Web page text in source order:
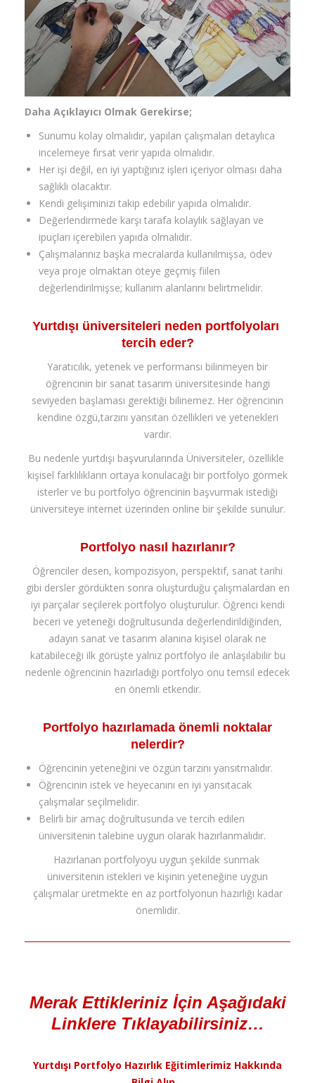
Daha Açıklayıcı Olmak Gerekirse;
Sunumu kolay olmalıdır, yapılan çalışmaları detaylıca
incelemeye fırsat verir yapıda olmalıdır.
Her işi değil, en iyi yaptığınız işleri içeriyor olması daha
sağlıklı olacaktır.
Kendi gelişiminizi takip edebilir yapıda olmalıdır.
Değerlendirmede karşı tarafa kolaylık sağlayan ve
ipuçları içerebilen yapıda olmalıdır.
Çalışmalarınız başka mecralarda kullanılmışsa, ödev
veya proje olmaktan öteye geçmiş fiilen
değerlendirilmişse; kullanım alanlarını belirtmelidir.
Yurtdışı üniversiteleri neden portfolyoları
tercih eder?
Yaratıcılık, yetenek ve performansı bilinmeyen bir
öğrencinin bir sanat tasarım üniversitesinde hangi
seviyeden başlaması gerektiği bilinemez. Her öğrencinin
kendine özgü,tarzını yansıtan özellikleri ve yetenekleri
vardır.
Bu nedenle yurtdışı başvurularında Üniversiteler, özellikle
kişisel farklılıkların ortaya konulacağı bir portfolyo görmek
isterler ve bu portfolyo öğrencinin başvurmak istediği
üniversiteye internet üzerinden online bir şekilde sunulur.
Portfolyo nasıl hazırlanır?
Öğrenciler desen, kompozisyon, perspektif, sanat tarihi
gibi dersler gördükten sonra oluşturduğu çalışmalardan en
iyi parçalar seçilerek portfolyo oluşturulur. Öğrenci kendi
beceri ve yeteneği doğrultusunda değerlendirildiğinden,
adayın sanat ve tasarım alanına kişisel olarak ne
katabileceği ilk görüşte yalnız portfolyo ile anlaşılabilir bu
nedenle öğrencinin hazırladığı portfolyo onu temsil edecek
en önemli etkendir.
Portfolyo hazırlamada önemli noktalar
nelerdir?
Öğrencinin yeteneğini ve özgün tarzını yansıtmalıdır.
Öğrencinin istek ve heyecanını en iyi yansıtacak
çalışmalar seçilmelidir.
Belirli bir amaç doğrultusunda ve tercih edilen
üniversitenin talebine uygun olarak hazırlanmalıdır.
Hazırlanan portfolyoyu uygun şekilde sunmak
üniversitenin istekleri ve kişinin yeteneğine uygun
çalışmalar üretmekte en az portfolyonun hazırlığı kadar
önemlidir.
Merak Ettikleriniz İçin Aşağıdaki
Linklere Tıklayabilirsiniz…
Yurtdışı Portfolyo Hazırlık Eğitimlerimiz Hakkında